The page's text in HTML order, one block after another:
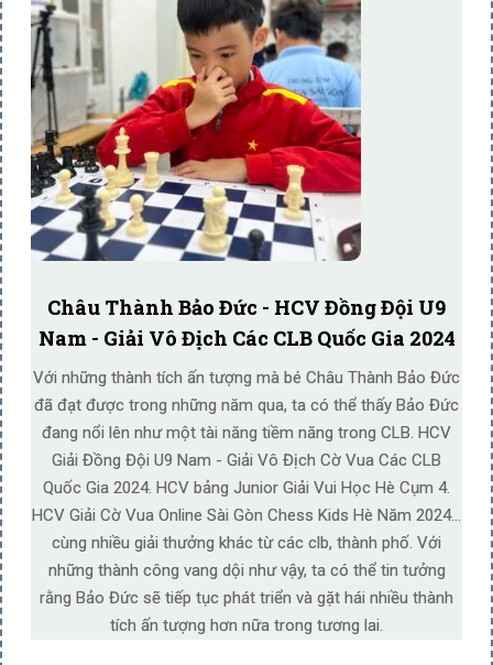
Châu Thành Bảo Đức - HCV Đồng Đội U9
Nam - Giải Vô Địch Các CLB Quốc Gia 2024
Với những thành tích ấn tượng mà bé Châu Thành Bảo Đức
đã đạt được trong những năm qua, ta có thể thấy Bảo Đức
đang nổi lên như một tài năng tiềm năng trong CLB. HCV
Giải Đồng Đội U9 Nam - Giải Vô Địch Cờ Vua Các CLB
Quốc Gia 2024. HCV bảng Junior Giải Vui Học Hè Cụm 4.
HCV Giải Cờ Vua Online Sài Gòn Chess Kids Hè Năm 2024...
cùng nhiều giải thưởng khác từ các clb, thành phố. Với
những thành công vang dội như vậy, ta có thể tin tưởng
rằng Bảo Đức sẽ tiếp tục phát triển và gặt hái nhiều thành
tích ấn tượng hơn nữa trong tương lai.